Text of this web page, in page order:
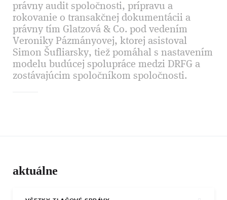
právny audit spoločnosti, prípravu a
rokovanie o transakčnej dokumentácii a
právny tím Glatzová & Co. pod vedením
Veroniky Pázmányovej, ktorej asistoval
Simon Šufliarsky, tiež pomáhal s nastavením
modelu budúcej spolupráce medzi DRFG a
zostávajúcim spoločníkom spoločnosti.
aktuálne